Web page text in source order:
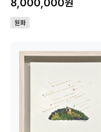
원화